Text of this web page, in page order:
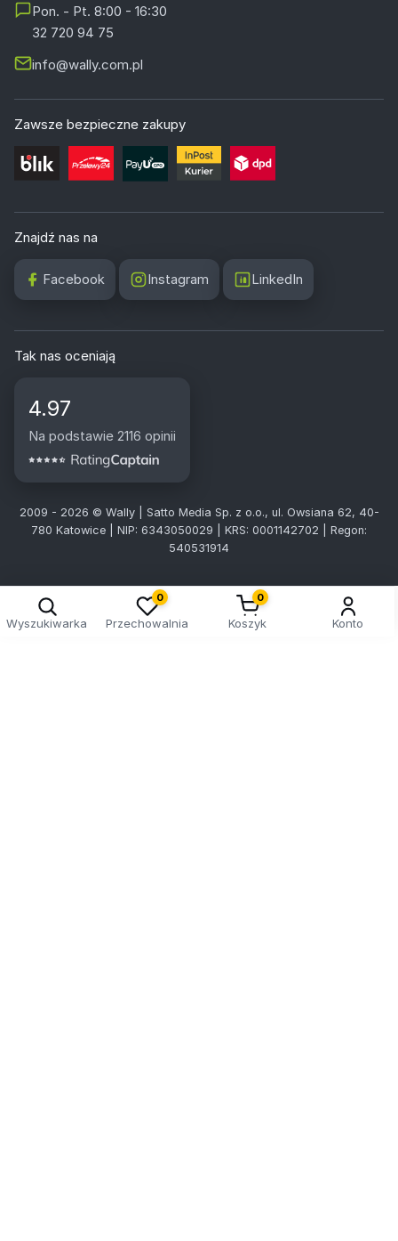
Pon. - Pt. 8:00 - 16:30
32 720 94 75
info@wally.com.pl
Zawsze bezpieczne zakupy
Znajdź nas na
Facebook Instagram LinkedIn
Tak nas oceniają
4.97
Na podstawie 2116 opinii
2009 - 2026 © Wally | Satto Media Sp. z o.o., ul. Owsiana 62, 40-
780 Katowice | NIP: 6343050029 | KRS: 0001142702 | Regon:
540531914
Wyszukiwarka
0
Przechowalnia
0
Koszyk Konto